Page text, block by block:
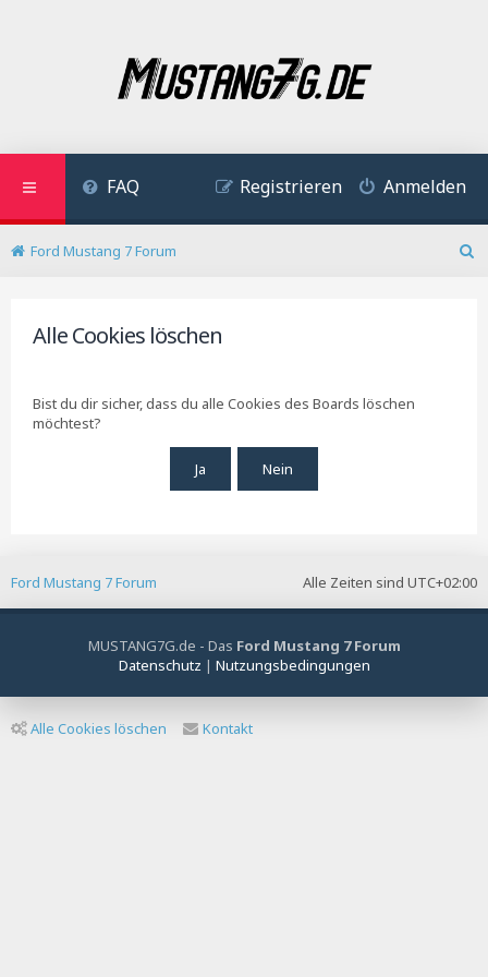
FAQ Anmelden
Registrieren
Ford Mustang 7 Forum
Alle Cookies löschen
Bist du dir sicher, dass du alle Cookies des Boards löschen
möchtest?
Alle Zeiten sind UTC+02:00
Ford Mustang 7 Forum
MUSTANG7G.de - Das Ford Mustang 7 Forum
Datenschutz | Nutzungsbedingungen
Alle Cookies löschen Kontakt